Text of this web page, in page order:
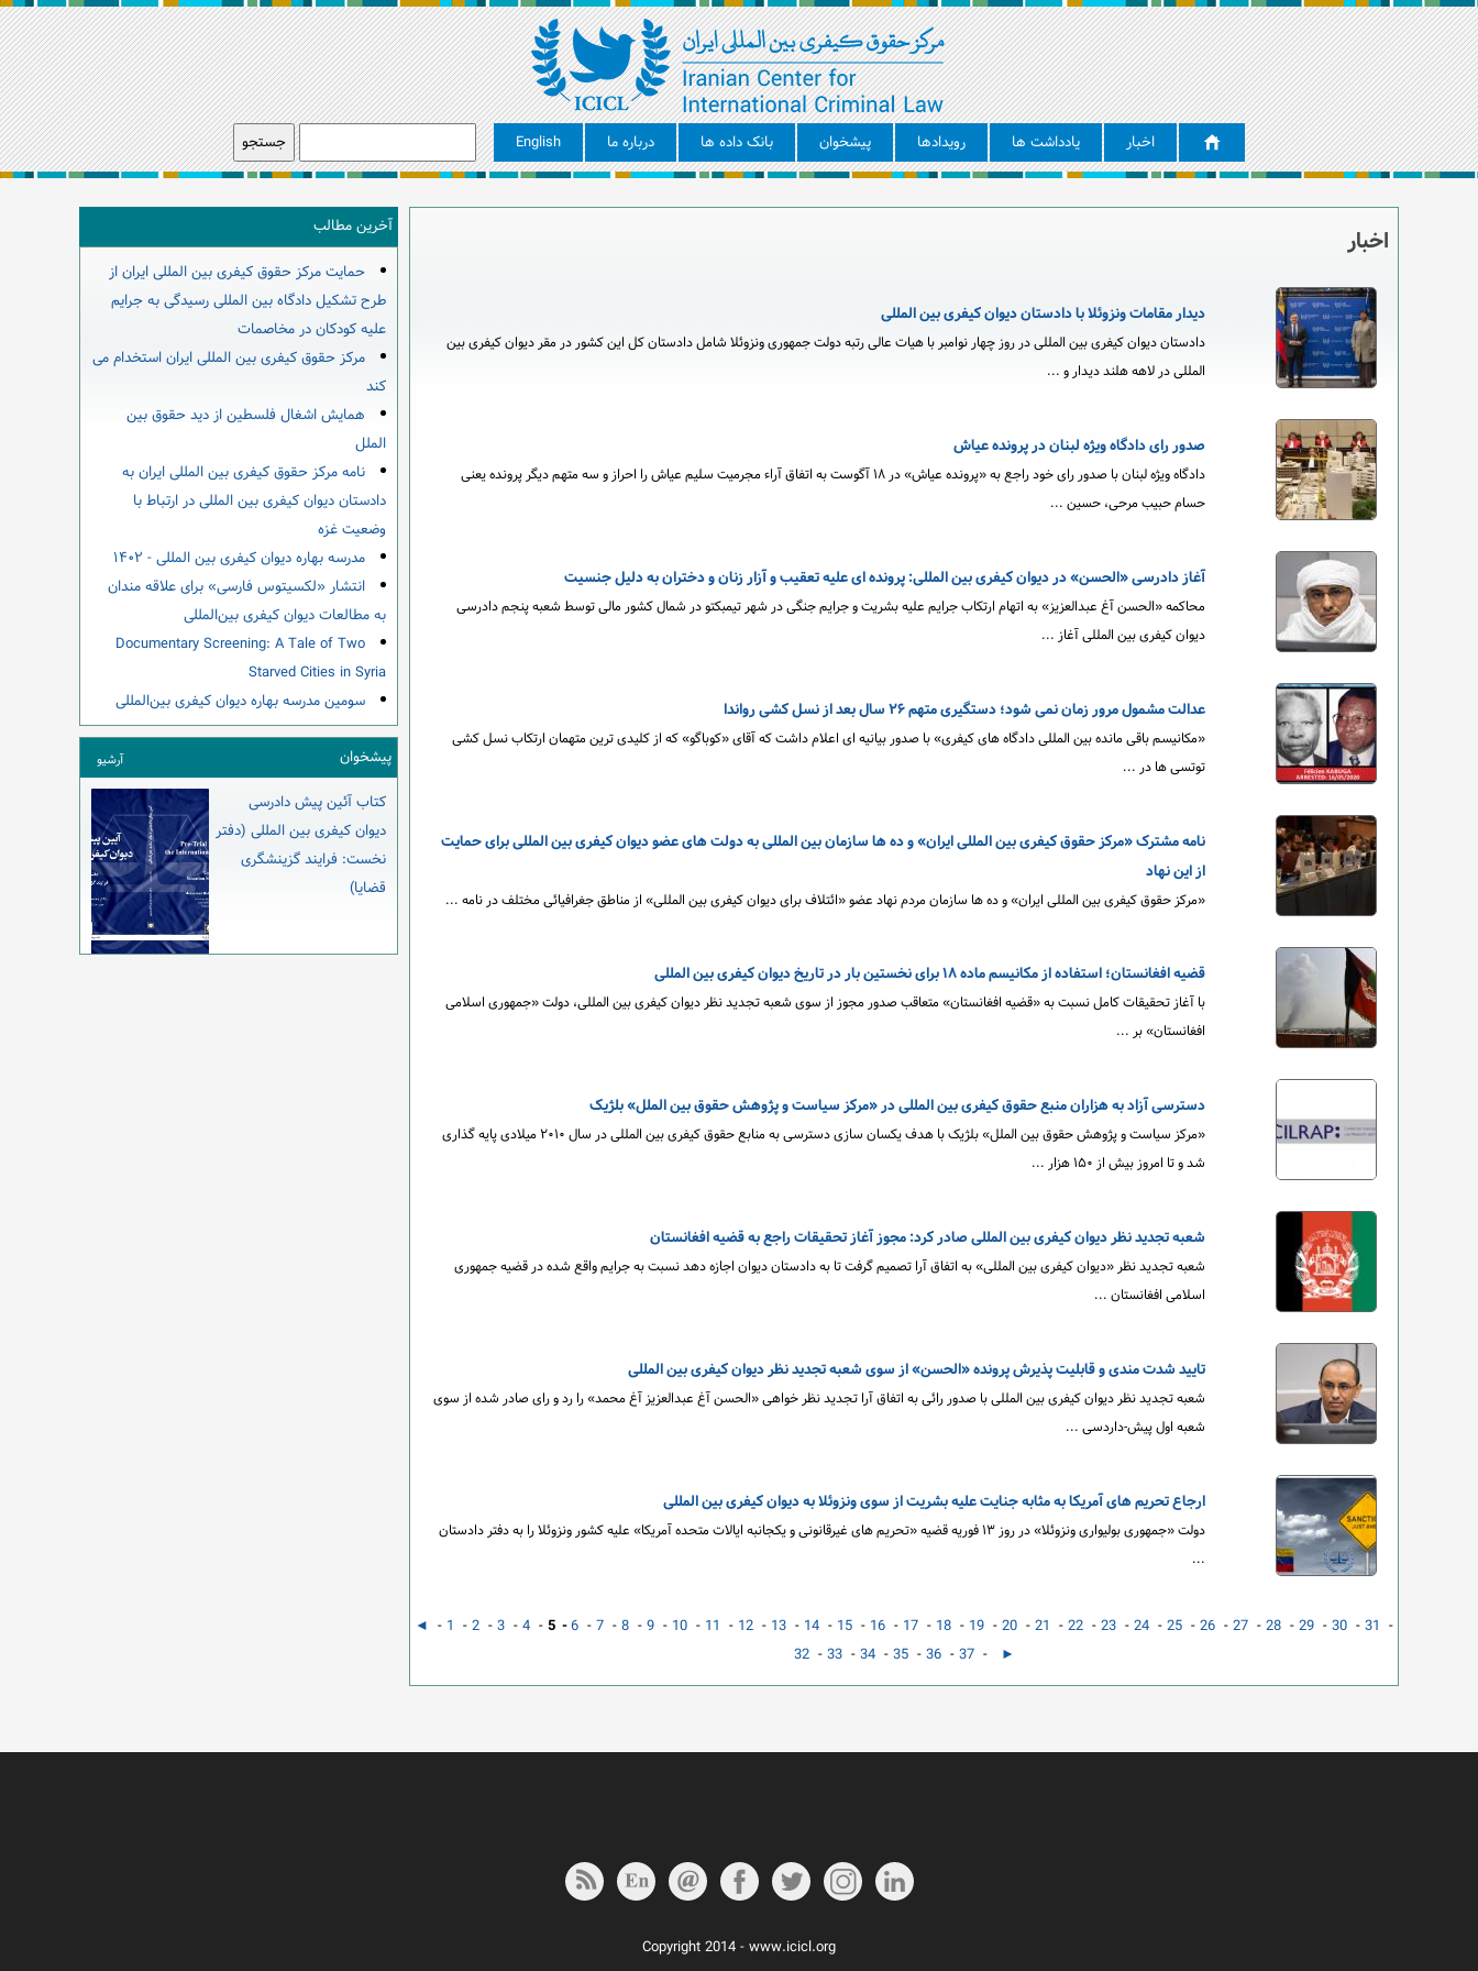
اخبار یادداشت ها رویدادها پیشخوان بانک داده ها درباره ما English
اخبار
دیدار مقامات ونزوئلا با دادستان دیوان کیفری بین المللی
دادستان دیوان کیفری بین المللی در روز چهار نوامبر با هیات عالی رتبه دولت جمهوری ونزوئلا شامل دادستان کل این کشور در مقر دیوان کیفری بین
المللی در لاهه هلند دیدار و ...
صدور رای دادگاه ویژه لبنان در پرونده عیاش
دادگاه ویژه لبنان با صدور رای خود راجع به «پرونده عیاش» در ۱۸ آگوست به اتفاق آراء مجرمیت سلیم عیاش را احراز و سه متهم دیگر پرونده یعنی
حسام حبیب مرحی، حسین ...
آغاز دادرسی «الحسن» در دیوان کیفری بین المللی: پرونده ای علیه تعقیب و آزار زنان و دختران به دلیل جنسیت
محاکمه «الحسن آغ عبدالعزیز» به اتهام ارتکاب جرایم علیه بشریت و جرایم جنگی در شهر تیمبکتو در شمال کشور مالی توسط شعبه پنجم دادرسی
دیوان کیفری بین المللی آغاز ...
عدالت مشمول مرور زمان نمی شود؛ دستگیری متهم ۲۶ سال بعد از نسل کشی رواندا
«مکانیسم باقی مانده بین المللی دادگاه های کیفری» با صدور بیانیه ای اعلام داشت که آقای «کوباگو» که از کلیدی ترین متهمان ارتکاب نسل کشی
توتسی ها در ...
نامه مشترک «مرکز حقوق کیفری بین المللی ایران» و ده ها سازمان بین المللی به دولت های عضو دیوان کیفری بین المللی برای حمایت
از این نهاد
«مرکز حقوق کیفری بین المللی ایران» و ده ها سازمان مردم نهاد عضو «ائتلاف برای دیوان کیفری بین المللی»‌ از مناطق جغرافیائی مختلف در نامه ...
قضیه افغانستان؛ استفاده از مکانیسم ماده ۱۸ برای نخستین بار در تاریخ دیوان کیفری بین المللی
با آغاز تحقیقات کامل نسبت به «قضیه افغانستان» متعاقب صدور مجوز از سوی شعبه تجدید نظر دیوان کیفری بین المللی، دولت «جمهوری اسلامی
افغانستان» بر ...
دسترسی آزاد به هزاران منبع حقوق کیفری بین المللی در «مرکز سیاست و پژوهش حقوق بین الملل» بلژیک
«مرکز سیاست و پژوهش حقوق بین الملل» بلژیک با هدف یکسان سازی دسترسی به منابع حقوق کیفری بین المللی در سال ۲۰۱۰ میلادی پایه گذاری
شد و تا امروز بیش از ۱۵۰ هزار ...
شعبه تجدید نظر دیوان کیفری بین المللی صادر کرد: مجوز آغاز تحقیقات راجع به قضیه افغانستان
شعبه تجدید نظر «دیوان کیفری بین المللی»‌ به اتفاق آرا تصمیم گرفت تا به دادستان دیوان اجازه دهد نسبت به جرایم واقع شده در قضیه جمهوری
اسلامی افغانستان ...
تایید شدت مندی و قابلیت پذیرش پرونده «الحسن» از سوی شعبه تجدید نظر دیوان کیفری بین المللی
شعبه تجدید نظر دیوان کیفری بین المللی با صدور رائی به اتفاق آرا تجدید نظر خواهی «الحسن آغ عبدالعزیز آغ محمد» را رد و رای صادر شده از سوی
شعبه اول پیش-داردسی ...
ارجاع تحریم های آمریکا به مثابه جنایت علیه بشریت از سوی ونزوئلا به دیوان کیفری بین المللی
دولت «جمهوری بولیواری ونزوئلا» در روز ۱۳ فوریه قضیه «تحریم های غیرقانونی و یکجانبه ایالات متحده آمریکا» علیه کشور ونزوئلا را به دفتر دادستان
...
◄ - 1 -2 -3 -4 -5 -6 -7 -8 -9 - 10 - 11 - 12 - 13 - 14 - 15 - 16 - 17 - 18 - 19 -20 -21 -22 -23 -24 -25 -26 -27 -28 -29 -30 -31 -
32-33-34-35-36-37- ►
آخرین مطالب
حمایت مرکز حقوق کیفری بین المللی ایران از
طرح تشکیل دادگاه بین المللی رسیدگی به جرایم
علیه کودکان در مخاصمات
مرکز حقوق کیفری بین المللی ایران استخدام می
کند
همایش اشغال فلسطین از دید حقوق بین
الملل
نامه مرکز حقوق کیفری بین المللی ایران به
دادستان دیوان کیفری بین المللی در ارتباط با
وضعیت غزه
مدرسه بهاره دیوان کیفری بین المللی - ۱۴۰۲
انتشار «لکسیتوس فارسی» برای علاقه مندان
به مطالعات دیوان کیفری بین‌المللی
Documentary Screening: A Tale of Two
Starved Cities in Syria
سومین مدرسه بهاره دیوان کیفری بین‌المللی
پیشخوان آرشیو
کتاب آئین پیش دادرسی
دیوان کیفری بین المللی (دفتر
نخست: فرایند گزینشگری
قضایا)
Copyright 2014 - www.icicl.org